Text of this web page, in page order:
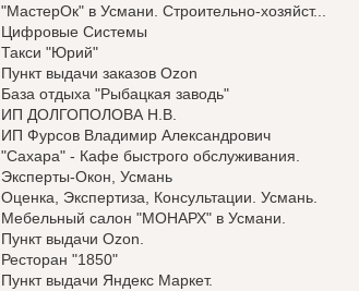
"МастерОк" в Усмани. Строительно-хозяйст...
Цифровые Системы
Такси "Юрий"
Пункт выдачи заказов Ozon
База отдыха "Рыбацкая заводь"
ИП ДОЛГОПОЛОВА Н.В.
ИП Фурсов Владимир Александрович
"Сахара" - Кафе быстрого обслуживания.
Эксперты-Окон, Усмань
Оценка, Экспертиза, Консультации. Усмань.
Мебельный салон "МОНАРХ" в Усмани.
Пункт выдачи Ozon.
Ресторан "1850"
Пункт выдачи Яндекс Маркет.